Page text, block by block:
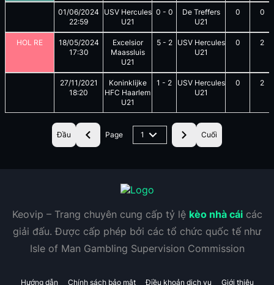
01/06/2024
22:59
USV Hercules
U21
0 - 0
De Treffers
U21
0 0
HOL RE
18/05/2024
17:30
Excelsior
Maassluis
U21
5- 2
USV Hercules
U21
0 2
27/11/2021
18:20
Koninklijke
HFC Haarlem
U21
1 - 2
USV Hercules
U21
0 2
Đầu Page 1 Cuối
Keovip – Trang chuyên cung cấp tỷ lệ kèo nhà cáicác
giải đấu. Được cấp phép bởi các tổ chức quốc tế như
Isle of Man Gambling Supervision Commission
Hướng dẫn Chính sách bảo mật Điều khoản dịch vụ Giới thiệu